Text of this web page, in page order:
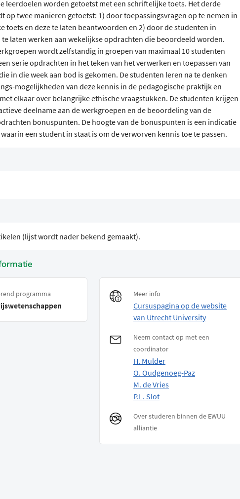
leerdoelen worden getoetst met een schriftelijke toets. Het derde
op twee manieren getoetst: 1) door toepassingsvragen op te nemen in
toets en deze te laten beantwoorden en 2) door de studenten in
laten werken aan wekelijkse opdrachten die beoordeeld worden.
wordt zelfstandig in groepen van maximaal 10 studenten
serie opdrachten in het teken van het verwerken en toepassen van
in die week aan bod is gekomen. De studenten leren na te denken
mogelijkheden van deze kennis in de pedagogische praktijk en
elkaar over belangrijke ethische vraagstukken. De studenten krijgen
deelname aan de werkgroepen en de beoordeling van de
bonuspunten. De hoogte van de bonuspunten is een indicatie
een student in staat is om de verworven kennis toe te passen.
(lijst wordt nader bekend gemaakt).
programma Meer info
Cursuspagina op de website
van Utrecht University
Neem contact op met een
coordinator
H. Mulder
O. Oudgenoeg-Paz
M. de Vries
P.L. Slot
Over studeren binnen de EWUU
alliantie